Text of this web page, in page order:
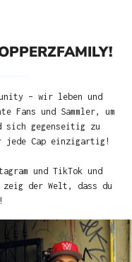
– wir leben und
und Sammler, um
sich gegenseitig zu
jede Cap einzigartig!
und TikTok und
der Welt, dass du